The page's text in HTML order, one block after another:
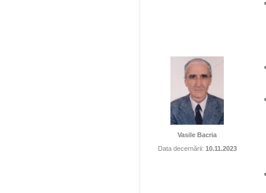
Vasile Bacria
Data decernării: 10.11.2023